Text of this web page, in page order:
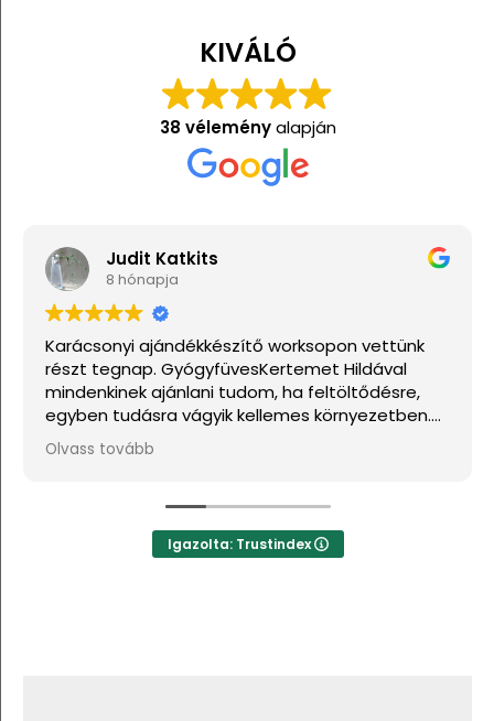
KIVÁLÓ
38 véleményalapján
worksopon vettünk
Hildával
tudom, ha feltöltődésre,
kellemes környezetben.
csillagot adni, akkor azt
Anita Kis
Nagyon jól éreztem
Igazolta: Trustindex